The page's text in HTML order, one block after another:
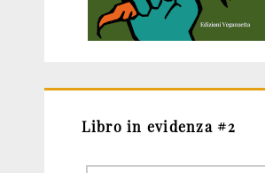
Libro in evidenza #2